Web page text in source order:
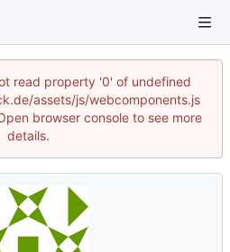
read property '0' of undefined
assets/js/webcomponents.js
browser console to see more
details.